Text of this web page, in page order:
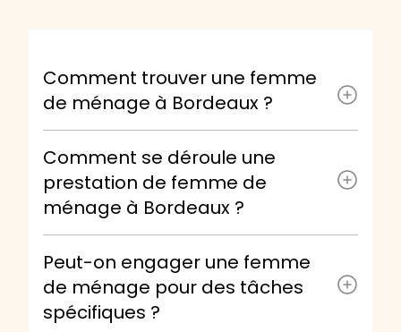
Comment trouver une femme
de ménage à Bordeaux ?
Comment se déroule une
prestation de femme de
ménage à Bordeaux ?
Peut-on engager une femme
de ménage pour des tâches
spécifiques ?